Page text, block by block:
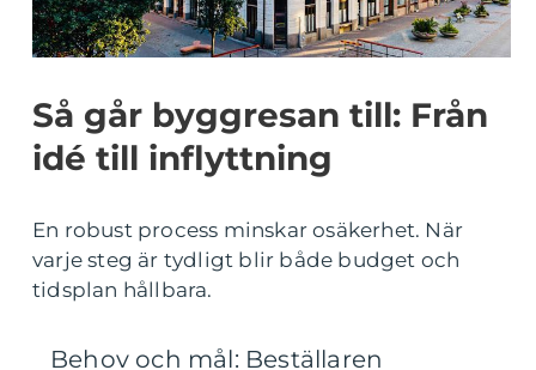
Så går byggresan till: Från
idé till inflyttning
En robust process minskar osäkerhet. När
varje steg är tydligt blir både budget och
tidsplan hållbara.
Behov och mål: Beställaren